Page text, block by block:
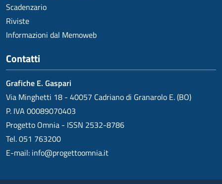
Scadenzario
Riviste
Informazioni dal Memoweb
Contatti
Grafiche E. Gaspari
Via Minghetti 18 - 40057 Cadriano di Granarolo E. (BO)
P. IVA 00089070403
Progetto Omnia - ISSN 2532-8786
Tel. 051 763200
E-mail: info@progettoomnia.it